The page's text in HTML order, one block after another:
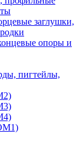
заглушки,
опоры и
пигтейлы,